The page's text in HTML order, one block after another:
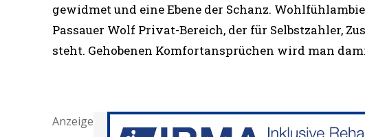
gewidmet und eine Ebene der Schanz.
Passauer Wolf Privat-Bereich, der für Selbstzahler,
steht. Gehobenen Komfortansprüchen wird man
Anzeige